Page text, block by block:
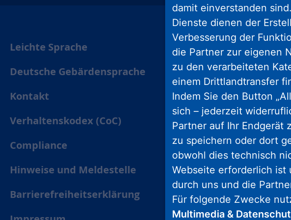
Leichte Sprache
Deutsche Gebärdensprache
Kontakt
Verhaltenskodex (CoC)
Compliance
Hinweise und Meldestelle
Barrierefreiheitserklärung
60596
Tel.: 069
Hinweis:
geschlossen.
Wohnstadt
damit einverstanden
Dienste dienen der
Verbesserung der
die Partner zur eigenen
zu den verarbeiteten
einem Drittlandtransfer
Indem Sie den Button
sich – jederzeit
Partner auf Ihr Endgerät
zu speichern oder dort
obwohl dies technisch
Webseite erforderlich ist
durch uns und die
Für folgende Zwecke
Multimedia &